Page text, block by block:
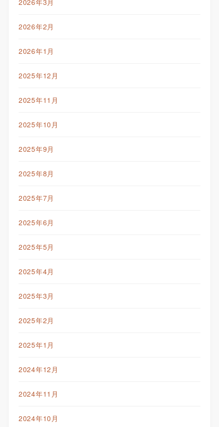
2026年3月
2026年2月
2026年1月
2025年12月
2025年11月
2025年10月
2025年9月
2025年8月
2025年7月
2025年6月
2025年5月
2025年4月
2025年3月
2025年2月
2025年1月
2024年12月
2024年11月
2024年10月